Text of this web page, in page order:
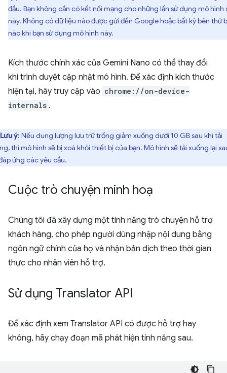
đầu. Bạn không cần có kết nối mạng cho những lần sử dụng mô hình
này. Không có dữ liệu nào được gửi đến Google hoặc bất kỳ bên thứ
nào khi bạn sử dụng mô hình này.
Kích thước chính xác của Gemini Nano có thể thay đổi
khi trình duyệt cập nhật mô hình. Để xác định kích thước
hiện tại, hãy truy cập vào chrome://on-device-
internals .
Lưu ý: Nếu dung lượng lưu trữ trống giảm xuống dưới 10 GB sau khi tải
thì mô hình sẽ bị xoá khỏi thiết bị của bạn. Mô hình sẽ tải xuống lại
ứng các yêu cầu.
Cuộc trò chuyện minh hoạ
Chúng tôi đã xây dựng một tính năng trò chuyện hỗ trợ
khách hàng, cho phép người dùng nhập nội dung bằng
ngôn ngữ chính của họ và nhận bản dịch theo thời gian
thực cho nhân viên hỗ trợ.
Sử dụng Translator API
Để xác định xem Translator API có được hỗ trợ hay
không, hãy chạy đoạn mã phát hiện tính năng sau.